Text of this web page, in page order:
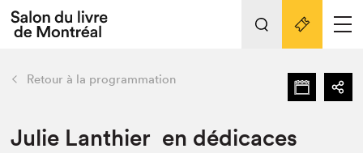
L'événement
Préparer sa visite au Salon
retour Nos activités
Liens pratiques
Retour à la programmation
Julie Lanthier en dédicaces